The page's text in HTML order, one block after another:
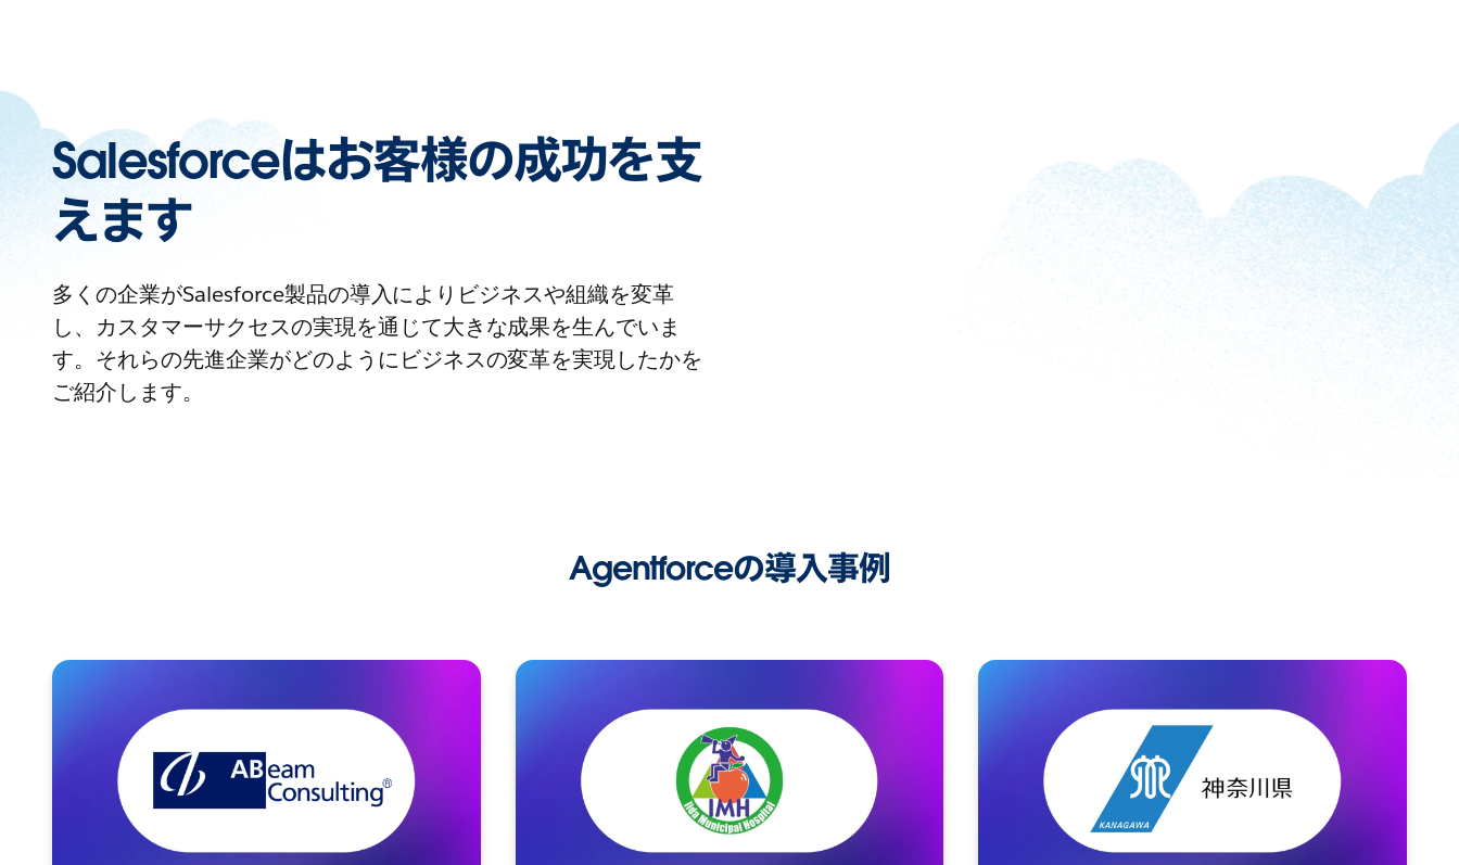
Salesforceはお客様の成功を支
えます
多くの企業がSalesforce製品の導入によりビジネスや組織を変革
し、カスタマーサクセスの実現を通じて大きな成果を生んでいま
す。それらの先進企業がどのようにビジネスの変革を実現したかを
ご紹介します。
Agentforceの導入事例